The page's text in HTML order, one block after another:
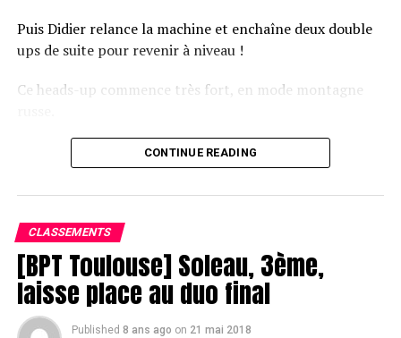
Puis Didier relance la machine et enchaîne deux double
ups de suite pour revenir à niveau !
Ce heads-up commence très fort, en mode montagne
Le champagne va réchauffer si les deux finalistes ne se décident pas !
CONTINUE READING
CLASSEMENTS
[BPT Toulouse] Soleau, 3ème,
laisse place au duo final
Published 8 ans ago on 21 mai 2018